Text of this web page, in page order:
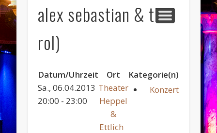
alex sebastian & the
rol)
Datum/Uhrzeit
Sa., 06.04.2013
20:00 - 23:00
Ort
Theater
Heppel
&
Ettlich
Kategorie(n)
Konzert